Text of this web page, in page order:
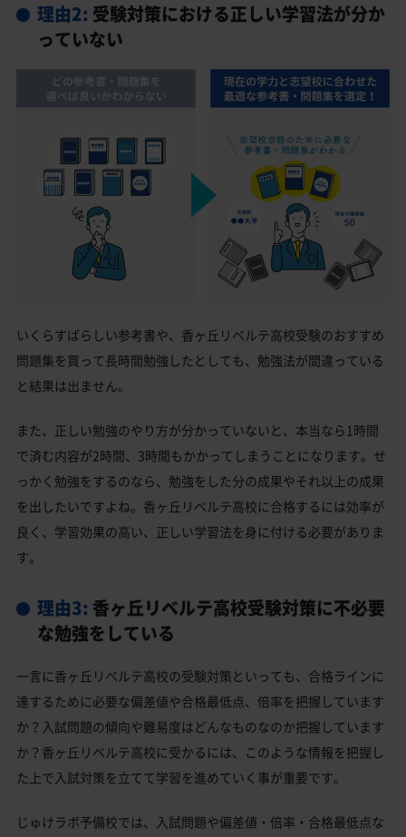
理由2: 受験対策における正しい学習法が分か
っていない
いくらすばらしい参考書や、香ヶ丘リベルテ高校受験のおすすめ
問題集を買って長時間勉強したとしても、勉強法が間違っている
と結果は出ません。
また、正しい勉強のやり方が分かっていないと、本当なら1時間
で済む内容が2時間、3時間もかかってしまうことになります。せ
っかく勉強をするのなら、勉強をした分の成果やそれ以上の成果
を出したいですよね。香ヶ丘リベルテ高校に合格するには効率が
良く、学習効果の高い、正しい学習法を身に付ける必要がありま
す。
理由3: 香ヶ丘リベルテ高校受験対策に不必要
な勉強をしている
一言に香ヶ丘リベルテ高校の受験対策といっても、合格ラインに
達するために必要な偏差値や合格最低点、倍率を把握しています
か？入試問題の傾向や難易度はどんなものなのか把握しています
か？香ヶ丘リベルテ高校に受かるには、このような情報を把握し
た上で入試対策を立てて学習を進めていく事が重要です。
じゅけラボ予備校では、入試問題や偏差値・倍率・合格最低点な